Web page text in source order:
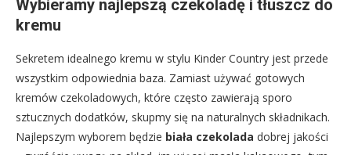
Wybieramy najlepszą czekoladę i tłuszcz do
kremu
Sekretem idealnego kremu w stylu Kinder Country jest przede
wszystkim odpowiednia baza. Zamiast używać gotowych
kremów czekoladowych, które często zawierają sporo
sztucznych dodatków, skupmy się na naturalnych składnikach.
Najlepszym wyborem będzie biała czekolada dobrej jakości